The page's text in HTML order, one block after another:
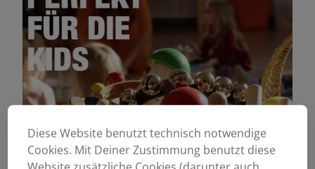
Mit den ROHEMA Kids Percussion Instrumenten können
Diese Website benutzt technisch notwendige
Cookies. Mit Deiner Zustimmung benutzt diese